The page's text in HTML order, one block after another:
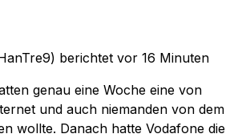
berichtet vor 16 Minuten
genau eine Woche eine von
und auch niemanden von dem
wollte. Danach hatte Vodafone die